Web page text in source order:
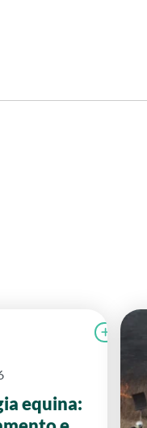
equina: